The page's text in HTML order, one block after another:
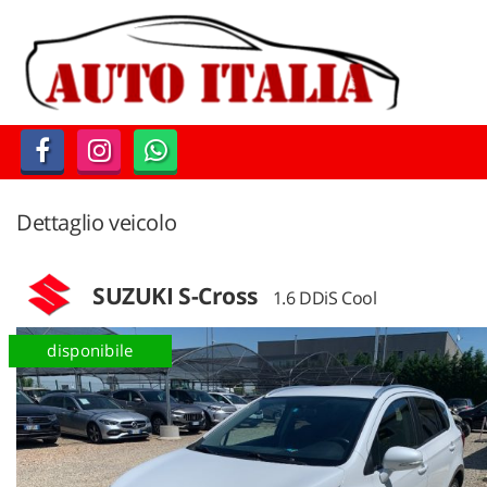
Dettaglio veicolo
SUZUKI S-Cross 1.6 DDiS Cool
disponibile
Le
tue
preferenze
di
consenso
Il
pannello
ti
di
esprimere
tue
preferenze
di
consenso
alle
tecnologie
di